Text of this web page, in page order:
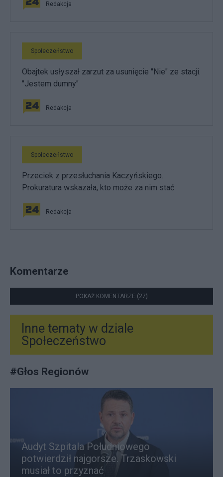
Redakcja
Społeczeństwo
Obajtek usłyszał zarzut za usunięcie "Nie" ze stacji.
"Jestem dumny"
Redakcja
Społeczeństwo
Przeciek z przesłuchania Kaczyńskiego.
Prokuratura wskazała, kto może za nim stać
Redakcja
Komentarze
POKAŻ KOMENTARZE (27)
Inne tematy w dziale
Społeczeństwo
#Głos Regionów
Audyt Szpitala Południowego
potwierdził najgorsze. Trzaskowski
musiał to przyznać